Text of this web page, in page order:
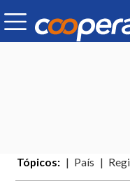
Tópicos: País